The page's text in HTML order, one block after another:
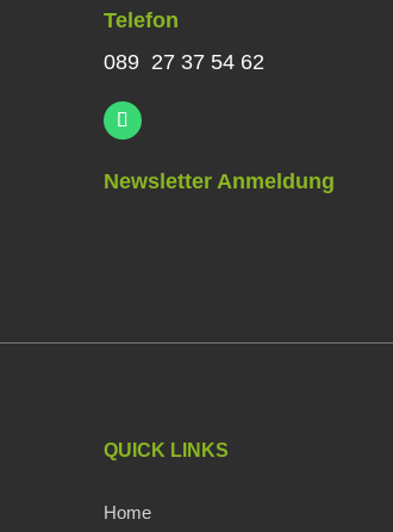
Telefon
089 27 37 54 62
Newsletter Anmeldung
QUICK LINKS
Home